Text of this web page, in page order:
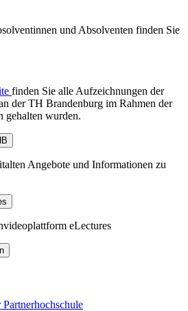
und Absolventen finden Sie
finden Sie alle Aufzeichnungen der
der TH Brandenburg im Rahmen der
gehalten wurden.
Angebote und Informationen zu
eLectures
Partnerhochschule